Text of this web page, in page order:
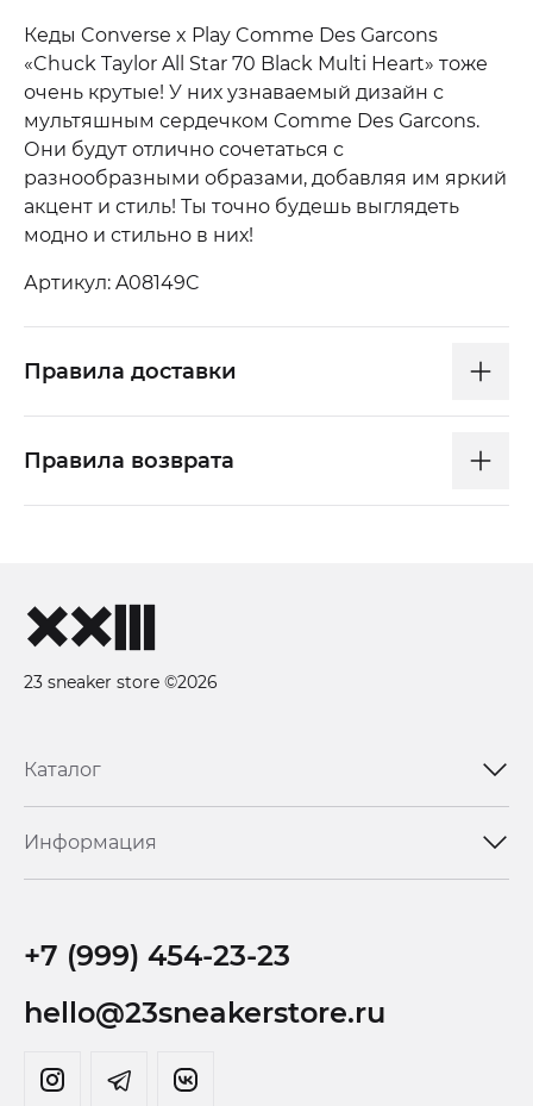
Кеды Converse x Play Comme Des Garcons
«Chuck Taylor All Star 70 Black Multi Heart» тоже
очень крутые! У них узнаваемый дизайн с
мультяшным сердечком Comme Des Garcons.
Они будут отлично сочетаться с
разнообразными образами, добавляя им яркий
акцент и стиль! Ты точно будешь выглядеть
модно и стильно в них!
Артикул: A08149C
Правила доставки
Правила возврата
23 sneaker store ©2026
Каталог
Информация
+7 (999) 454-23-23
hello@23sneakerstore.ru